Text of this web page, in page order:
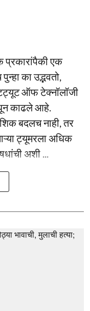
प्रकारांपैकी एक
का उद्भवतो,
ऑफ टेक्नॉलॉजी
काढले आहे.
बदलच नाही, तर
ट्यूमरला अधिक
अशी ...